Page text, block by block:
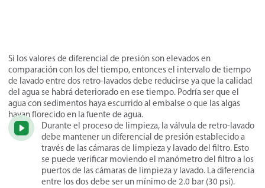
Si los valores de diferencial de presión son elevados en
comparación con los del tiempo, entonces el intervalo de tiempo
de lavado entre dos retro-lavados debe reducirse ya que la calidad
del agua se habrá deteriorado en ese tiempo. Podría ser que el
agua con sedimentos haya escurrido al embalse o que las algas
hayan florecido en la fuente de agua.
Durante el proceso de limpieza, la válvula de retro-lavado
debe mantener un diferencial de presión establecido a
través de las cámaras de limpieza y lavado del filtro. Esto
se puede verificar moviendo el manómetro del filtro a los
puertos de las cámaras de limpieza y lavado. La diferencia
entre los dos debe ser un mínimo de 2.0 bar (30 psi).